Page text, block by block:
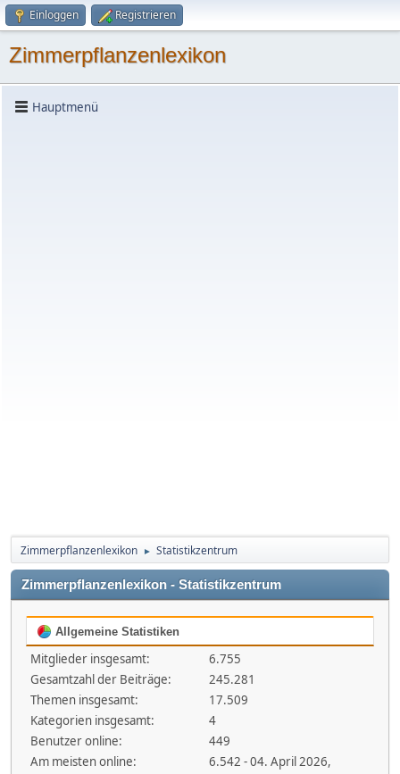
Einloggen Registrieren
Zimmerpflanzenlexikon
Hauptmenü
Zimmerpflanzenlexikon ► Statistikzentrum
Zimmerpflanzenlexikon - Statistikzentrum
Allgemeine Statistiken
Mitglieder insgesamt:
6.755
Gesamtzahl der Beiträge:
245.281
Themen insgesamt:
17.509
Kategorien insgesamt:
4
Benutzer online:
449
Am meisten online:
6.542 - 04. April 2026,